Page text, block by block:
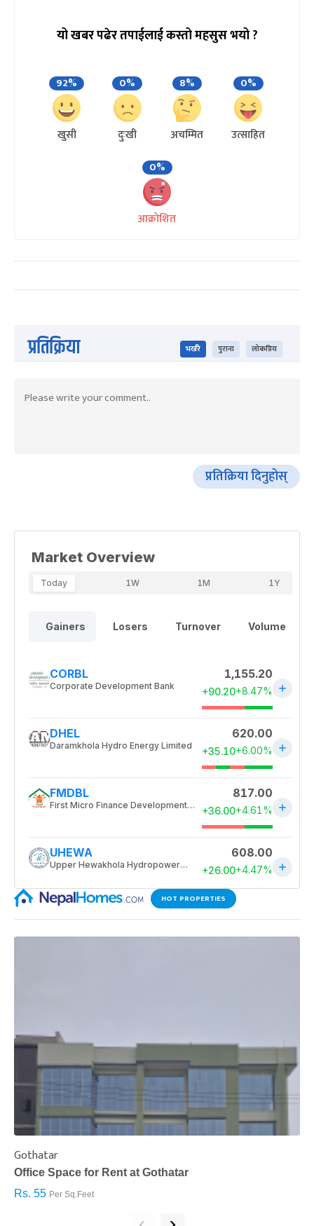
यो खबर पढेर तपाईलाई कस्तो महसुस भयो ?
92%
खुसी
0%
दुःखी
8%
अचम्मित
0%
उत्साहित
0%
आक्रोशित
प्रतिक्रिया भर्खरै पुराना लोकप्रिय
प्रतिक्रिया दिनुहोस्
HOT PROPERTIES
Gothatar
Office Space for Rent at Gothatar
Rs. 55 Per Sq.Feet